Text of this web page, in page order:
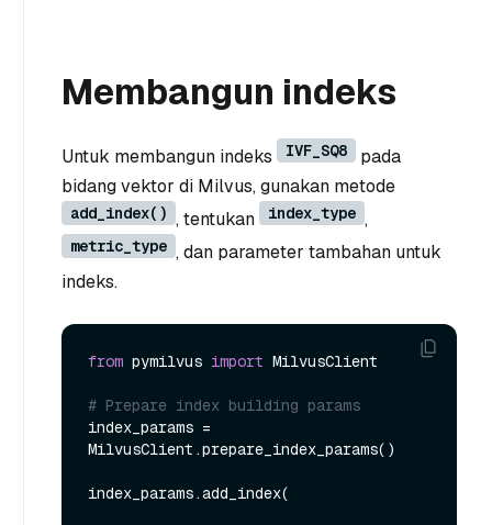
Membangun indeks
Untuk membangun indeks IVF_SQ8
pada
bidang vektor di Milvus, gunakan metode
add_index() , tentukan index_type ,
metric_type , dan parameter tambahan untuk
indeks.
from pymilvus import MilvusClient
# Prepare index building params
index_params =
MilvusClient.prepare_index_params()
index_params.add_index(